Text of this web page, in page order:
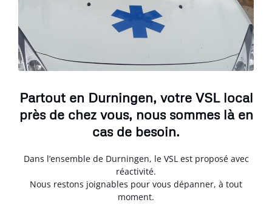
Partout en Durningen, votre VSL local
près de chez vous, nous sommes là en
cas de besoin.
Dans l’ensemble de Durningen, le VSL est proposé avec
réactivité.
Nous restons joignables pour vous dépanner, à tout
moment.